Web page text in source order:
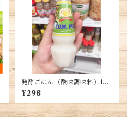
発酵ごはん（酸味調味料）160
g (1本)・Fermented Cooke
d Rice・Cơm mẻ
¥298